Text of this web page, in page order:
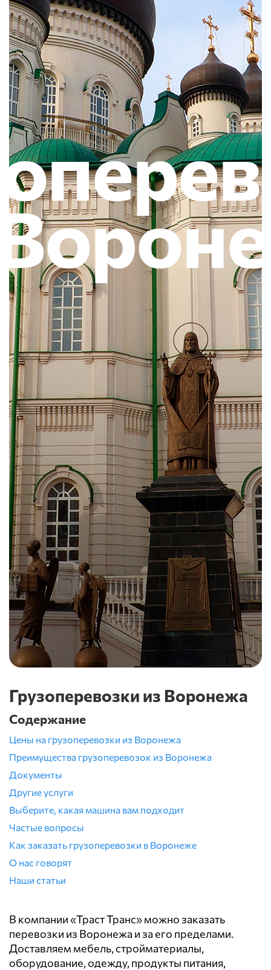
Грузоперевозки из Воронежа
Содержание
Цены на грузоперевозки из Воронежа
Преимущества грузоперевозок из Воронежа
Документы
Другие услуги
Выберите, какая машина вам подходит
Частые вопросы
Как заказать грузоперевозки в Воронеже
О нас говорят
Наши статьи
В компании «Траст Транс» можно заказать
перевозки из Воронежа и за его пределами.
Доставляем мебель, стройматериалы,
оборудование, одежду, продукты питания,